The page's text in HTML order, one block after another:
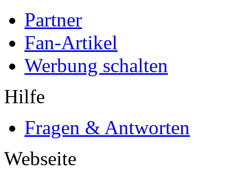
Partner
Fan-Artikel
Werbung schalten
Hilfe
Fragen & Antworten
Webseite